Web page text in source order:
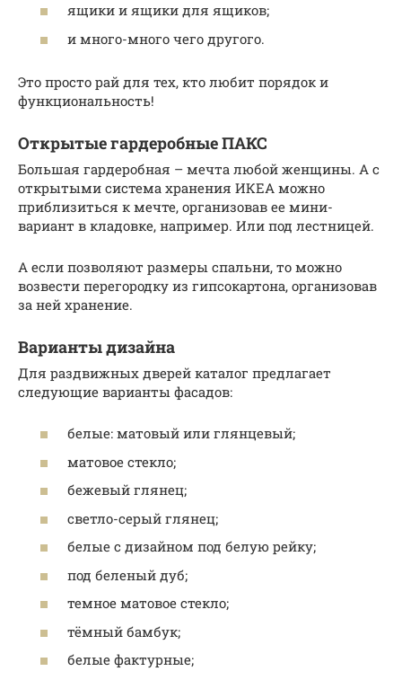
ящики и ящики для ящиков;
и много-много чего другого.
Это просто рай для тех, кто любит порядок и
функциональность!
Открытые гардеробные ПАКС
Большая гардеробная – мечта любой женщины. А с
открытыми система хранения ИКЕА можно
приблизиться к мечте, организовав ее мини-
вариант в кладовке, например. Или под лестницей.
А если позволяют размеры спальни, то можно
возвести перегородку из гипсокартона, организовав
за ней хранение.
Варианты дизайна
Для раздвижных дверей каталог предлагает
следующие варианты фасадов:
белые: матовый или глянцевый;
матовое стекло;
бежевый глянец;
светло-серый глянец;
белые с дизайном под белую рейку;
под беленый дуб;
темное матовое стекло;
тёмный бамбук;
белые фактурные;